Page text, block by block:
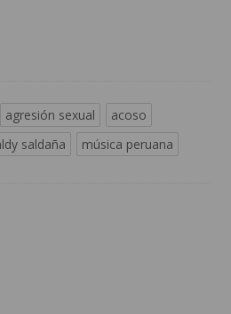
agresión sexual
acoso
saldaña música peruana